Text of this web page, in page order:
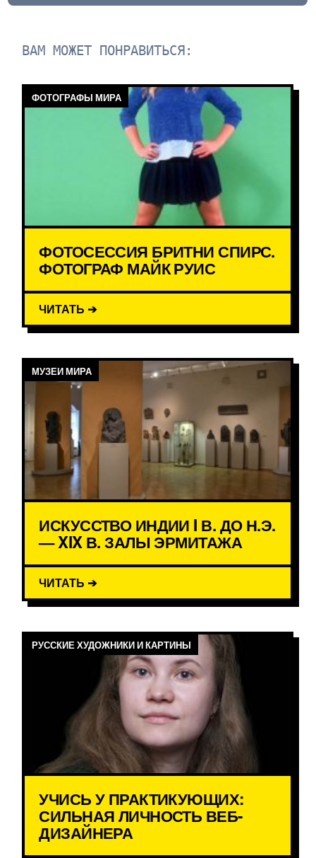
ВАМ МОЖЕТ ПОНРАВИТЬСЯ:
ФОТОГРАФЫ МИРА
ФОТОСЕССИЯ БРИТНИ СПИРС.
ФОТОГРАФ МАЙК РУИС
ЧИТАТЬ ➔
МУЗЕИ МИРА
ИСКУССТВО ИНДИИ I В. ДО Н.Э.
— XIX В. ЗАЛЫ ЭРМИТАЖА
ЧИТАТЬ ➔
РУССКИЕ ХУДОЖНИКИ И КАРТИНЫ
УЧИСЬ У ПРАКТИКУЮЩИХ:
СИЛЬНАЯ ЛИЧНОСТЬ ВЕБ-
ДИЗАЙНЕРА